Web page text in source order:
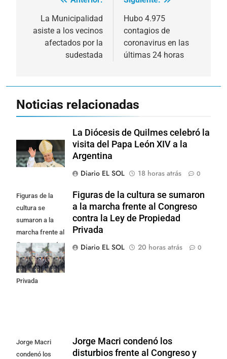
entradas
La Municipalidad
asiste a los vecinos
afectados por la
sudestada
Hubo 4.975
contagios de
coronavirus en las
últimas 24 horas
Noticias relacionadas
La Diócesis de Quilmes celebró la
visita del Papa León XIV a la
Argentina
Diario EL SOL
18 horas atrás 0
Figuras de la
cultura se
sumaron a la
marcha frente al
Congreso contra
la Ley de
Propiedad
Privada
Figuras de la cultura se sumaron
a la marcha frente al Congreso
contra la Ley de Propiedad
Privada
Diario EL SOL
20 horas atrás 0
Jorge Macri
condenó los
Jorge Macri condenó los
disturbios frente al Congreso y